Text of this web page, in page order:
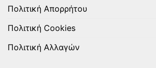
Πολιτική Απορρήτου
Πολιτική Cookies
Πολιτική Αλλαγών